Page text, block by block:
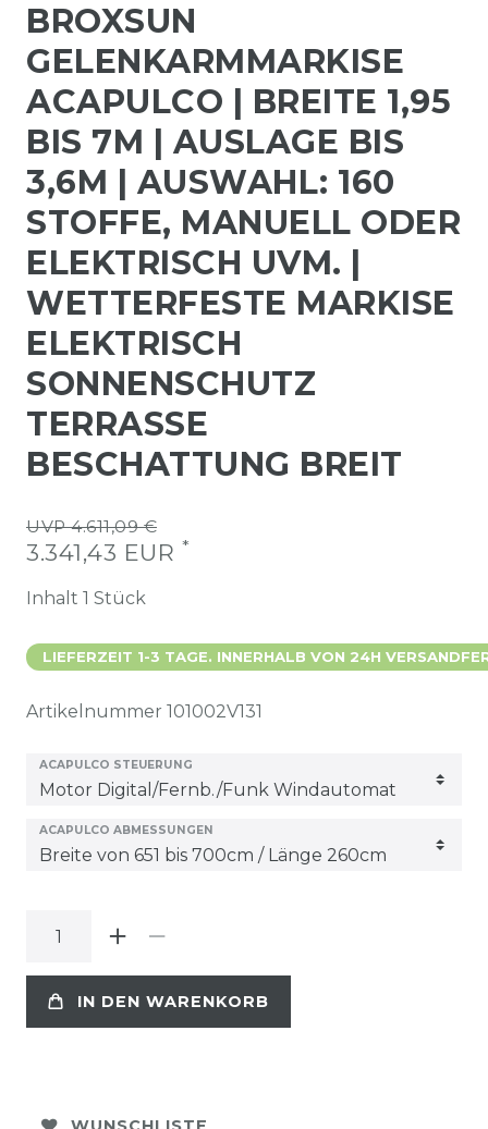
BROXSUN
GELENKARMMARKISE
ACAPULCO | BREITE 1,95
BIS 7M | AUSLAGE BIS
3,6M | AUSWAHL: 160
STOFFE, MANUELL ODER
ELEKTRISCH UVM. |
WETTERFESTE MARKISE
ELEKTRISCH
SONNENSCHUTZ
TERRASSE
BESCHATTUNG BREIT
UVP 4.611,09 €
3.341,43 EUR *
Inhalt 1 Stück
LIEFERZEIT 1-3 TAGE. INNERHALB VON 24H
Artikelnummer 101002V131
ACAPULCO STEUERUNG
ACAPULCO ABMESSUNGEN
IN DEN WARENKORB